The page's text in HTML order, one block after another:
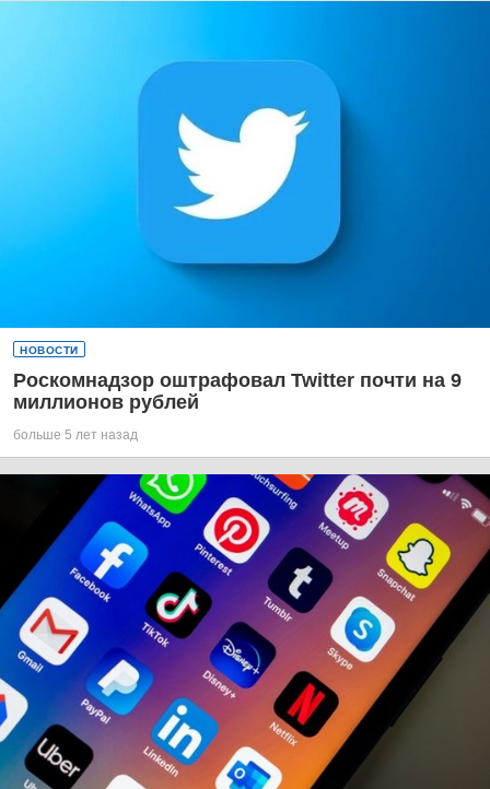
НОВОСТИ
Роскомнадзор оштрафовал Twitter почти на 9
миллионов рублей
больше 5 лет назад